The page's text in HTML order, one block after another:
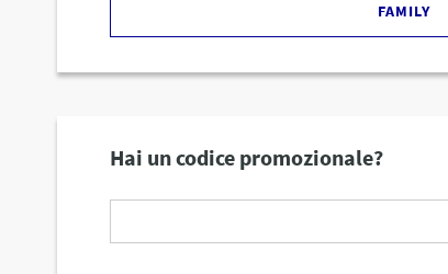
FAMILY
Hai un codice promozionale?